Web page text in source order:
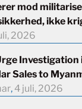
mod
ikke
2026
Sales to
, 4 juli, 2026